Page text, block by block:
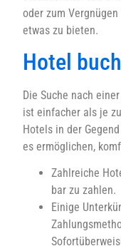
oder zum
etwas zu bieten.
Hotel
Die Suche nach
ist einfacher als je
Hotels in der
es ermöglichen,
Zahlreiche
bar zu zahlen.
Einige